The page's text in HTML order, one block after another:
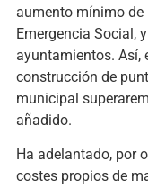
aumento mínimo de
Emergencia Social,
ayuntamientos. Así,
construcción de
municipal
añadido.
Ha adelantado, por
costes propios de